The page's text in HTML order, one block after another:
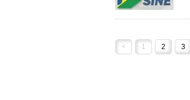
< 1 2 3